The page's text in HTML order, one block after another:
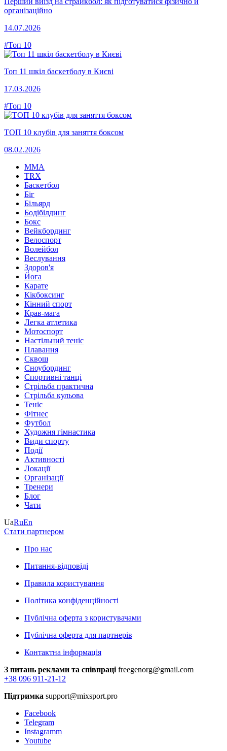
організаційно
14.07.2026
#Топ 10
Топ 11 шкіл баскетболу в Києві
17.03.2026
#Топ 10
ТОП 10 клубів для заняття боксом
08.02.2026
MMA
TRX
Баскетбол
Біг
Більярд
Бодібілдинг
Бокс
Вейкбординг
Велоспорт
Волейбол
Веслування
Здоров'я
Йога
Карате
Кікбоксинг
Кінний спорт
Крав-мага
Легка атлетика
Мотоспорт
Настільний теніс
Плавання
Сквош
Сноубординг
Спортивні танці
Стрільба практична
Стрільба кульова
Теніс
Фітнес
Футбол
Художня гімнастика
Види спорту
Події
Активності
Локації
Організації
Тренери
Блог
Чати
UaRuEn
Стати партнером
Про нас
Питання-відповіді
Правила користування
Політика конфіденційності
Публічна оферта з користувачами
Публічна оферта для партнерів
Контактна інформація
З питань реклами та співпраці freegenorg@gmail.com
+38 096 911-21-12
Підтримка support@mixsport.pro
Facebook
Telegram
Instagramm
Youtube